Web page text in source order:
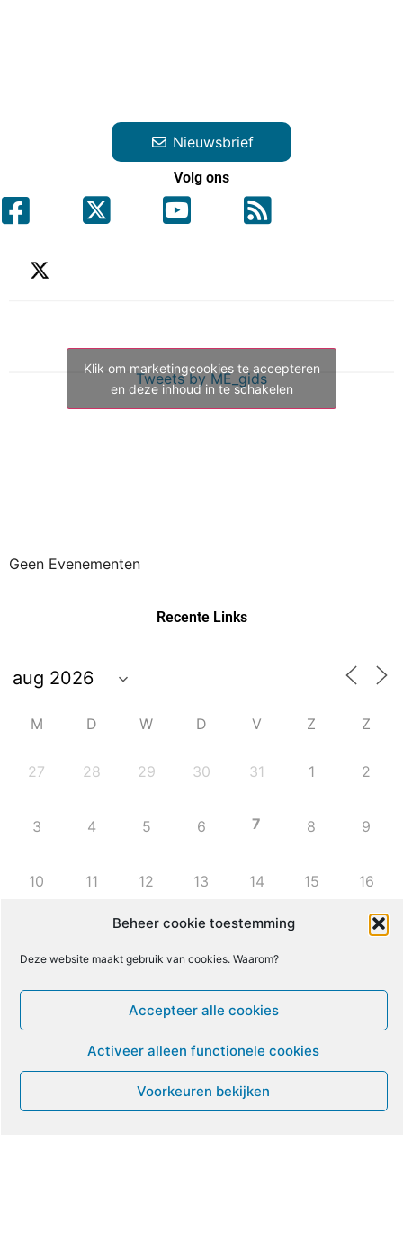
Beheer cookie toestemming
Deze website maakt gebruik van cookies. Waarom?
Accepteer alle cookies
Activeer alleen functionele cookies
Voorkeuren bekijken
Nieuwsbrief
Volg ons
Tweets by ME_gids
Klik om marketingcookies te accepteren
en deze inhoud in te schakelen
Geen Evenementen
Recente Links
M D W D V Z Z
27 28 29 30 31 1 2
3 4 5 6 7 8 9
10 11 12 13 14 15 16
23
24 25 26 27 28 29 30
1 2 3 4 5